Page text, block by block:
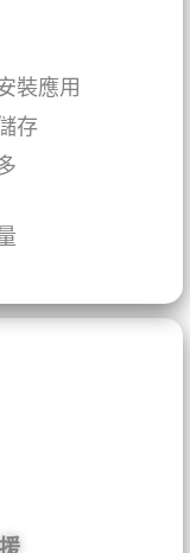
裝應用
存